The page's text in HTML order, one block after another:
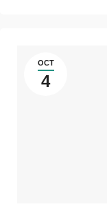
OCT
4